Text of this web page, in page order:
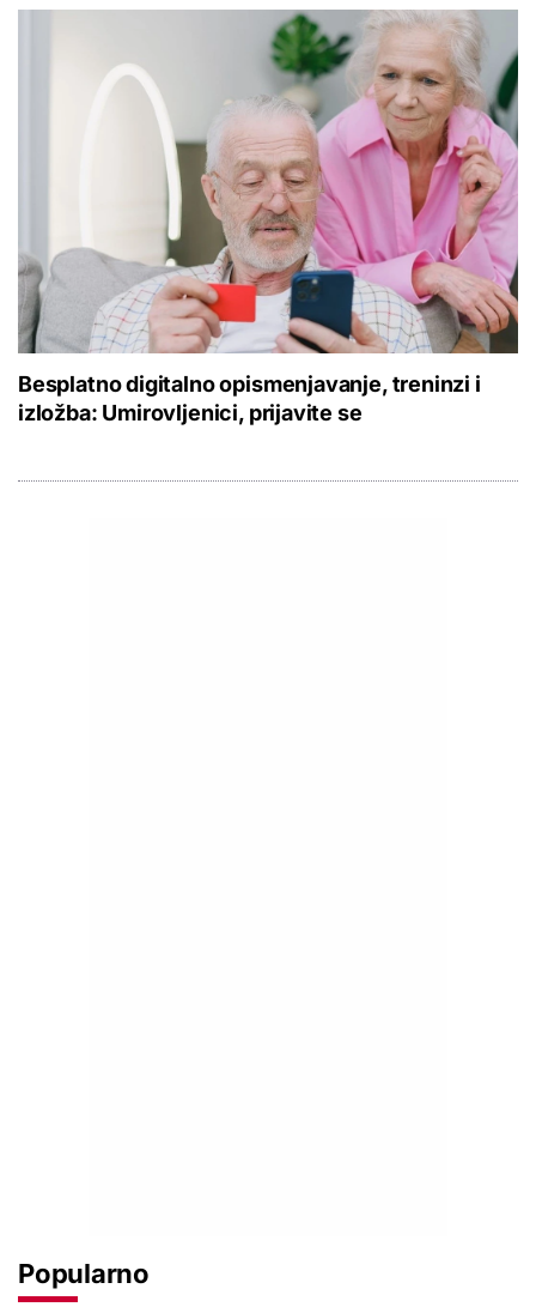
Besplatno digitalno opismenjavanje, treninzi i
izložba: Umirovljenici, prijavite se
Popularno